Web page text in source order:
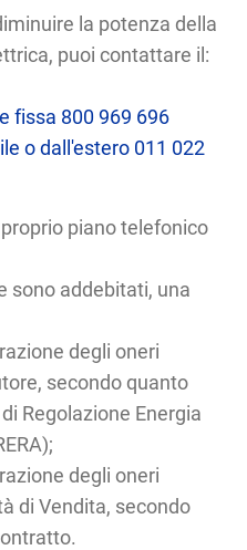
la potenza della
puoi contattare il:
fissa 800 969 696
o dall'estero 011 022
piano telefonico
sono addebitati, una
degli oneri
secondo quanto
Regolazione Energia
degli oneri
di Vendita, secondo